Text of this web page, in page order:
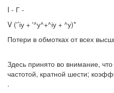
I - Г -
V ('’іу + '^у^+^іу + ^у)*
Потери в обмотках от всех
Здесь принято во внимание,
частотой, кратной шести;
.